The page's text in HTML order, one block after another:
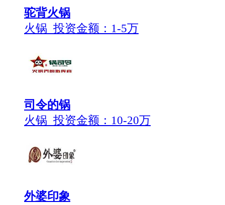
驼背火锅
火锅 投资金额： 1-5万
司令的锅
火锅 投资金额： 10-20万
外婆印象